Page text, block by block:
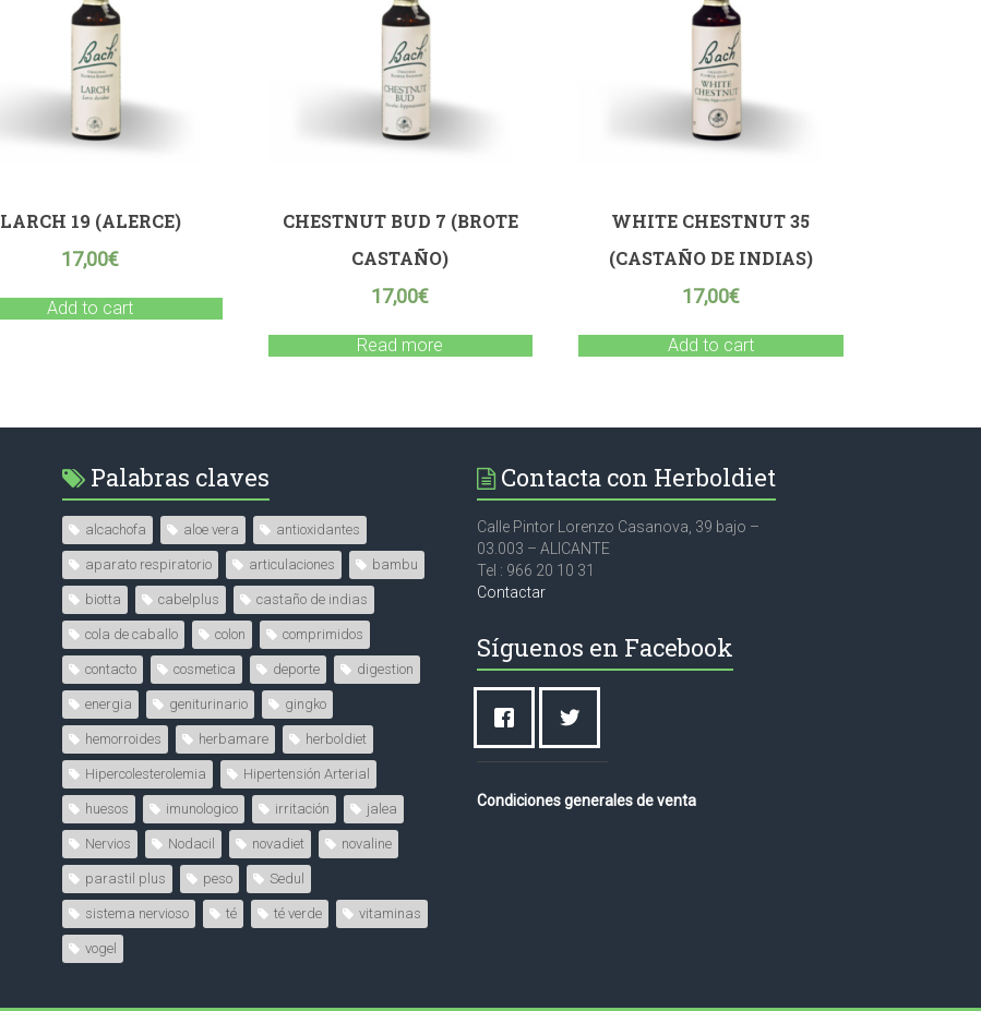
LARCH 19 (ALERCE)
17,00€
Add to cart
CHESTNUT BUD 7 (BROTE
CASTAÑO)
17,00€
Read more
WHITE CHESTNUT 35
(CASTAÑO DE INDIAS)
17,00€
Add to cart
Palabras claves
alcachofa aloe vera antioxidantes
aparato respiratorio articulaciones bambu
biotta cabelplus castaño de indias
cola de caballo colon comprimidos
contacto cosmetica deporte digestion
energia geniturinario gingko
hemorroides herbamare herboldiet
Hipercolesterolemia Hipertensión Arterial
huesos imunologico irritación jalea
Nervios Nodacil novadiet novaline
parastil plus peso Sedul
sistema nervioso té té verde vitaminas
vogel
Contacta con Herboldiet
Calle Pintor Lorenzo Casanova, 39 bajo –
03.003 – ALICANTE
Tel : 966 20 10 31
Contactar
Síguenos en Facebook
Condiciones generales de venta